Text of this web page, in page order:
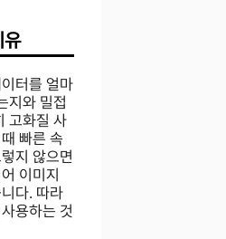
유
터를 얼마
지와 밀접
고화질 사
빠른 속
지 않으면
이미지
다. 따라
용하는 것